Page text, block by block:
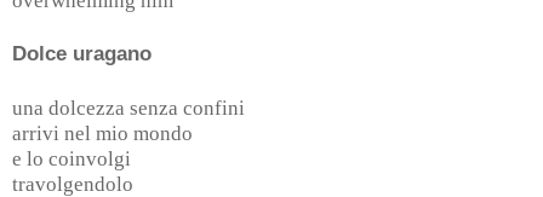
Dolce uragano
una dolcezza senza confini
arrivi nel mio mondo
e lo coinvolgi
travolgendolo